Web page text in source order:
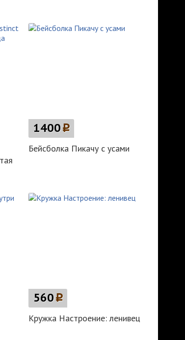
1400p
Бейсболка Пикачу с усами
560p
Кружка Настроение: ленивец